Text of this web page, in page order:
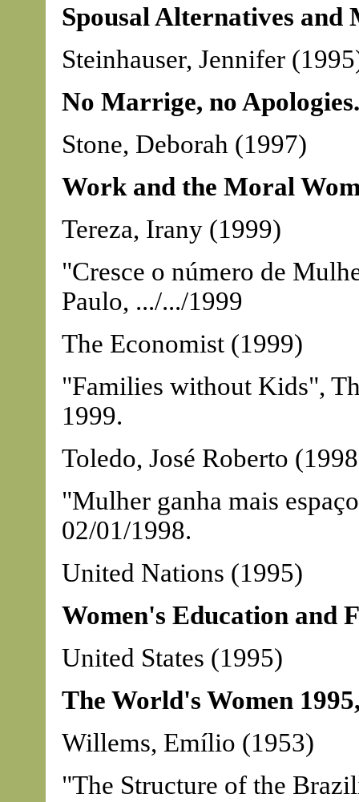
Spousal Alternatives
Steinhauser, Jennifer
No Marrige, no Apologies.
Stone, Deborah (1997)
Work and the Moral
Tereza, Irany (1999)
"Cresce o número de
Paulo, .../.../1999
The Economist (1999)
"Families without Kids",
1999.
Toledo, José Roberto
"Mulher ganha mais
02/01/1998.
United Nations (1995)
Women's Education and
United States (1995)
The World's Women
Willems, Emílio (1953)
"The Structure of the